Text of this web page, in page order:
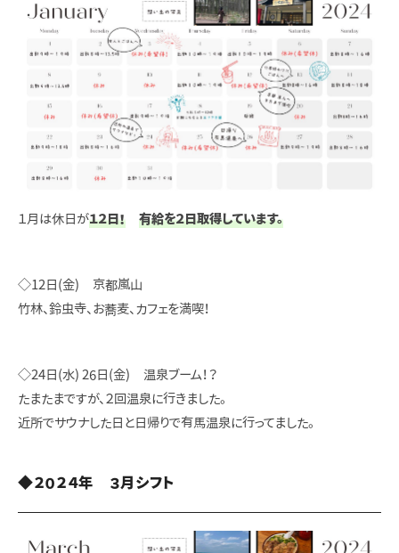
１月は休日が１２日！ 有給を２日取得しています。
◇12日(金) 京都嵐山
竹林、鈴虫寺、お蕎麦、カフェを満喫！
◇24日(水) 26日(金) 温泉ブーム！？
たまたまですが、２回温泉に行きました。
近所でサウナした日と日帰りで有馬温泉に行ってました。
◆２０２４年 ３月シフト